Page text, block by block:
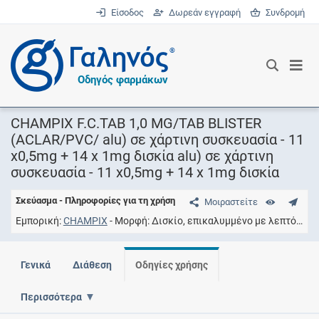
Είσοδος Δωρεάν εγγραφή Συνδρομή
®
Οδηγός φαρμάκων
CHAMPIX F.C.TAB 1,0 MG/TAB BLISTER
(ACLAR/PVC/ alu) σε χάρτινη συσκευασία - 11
x0,5mg + 14 x 1mg δισκία alu) σε χάρτινη
συσκευασία - 11 x0,5mg + 14 x 1mg δισκία
Μοιραστείτε
Σκεύασμα - Πληροφορίες για τη χρήση
Εμπορική CHAMPIX Μορφή Δισκίο, επικαλυμμένο με λεπτό υμένιο
Γενικά Διάθεση Οδηγίες χρήσης
Περισσότερα